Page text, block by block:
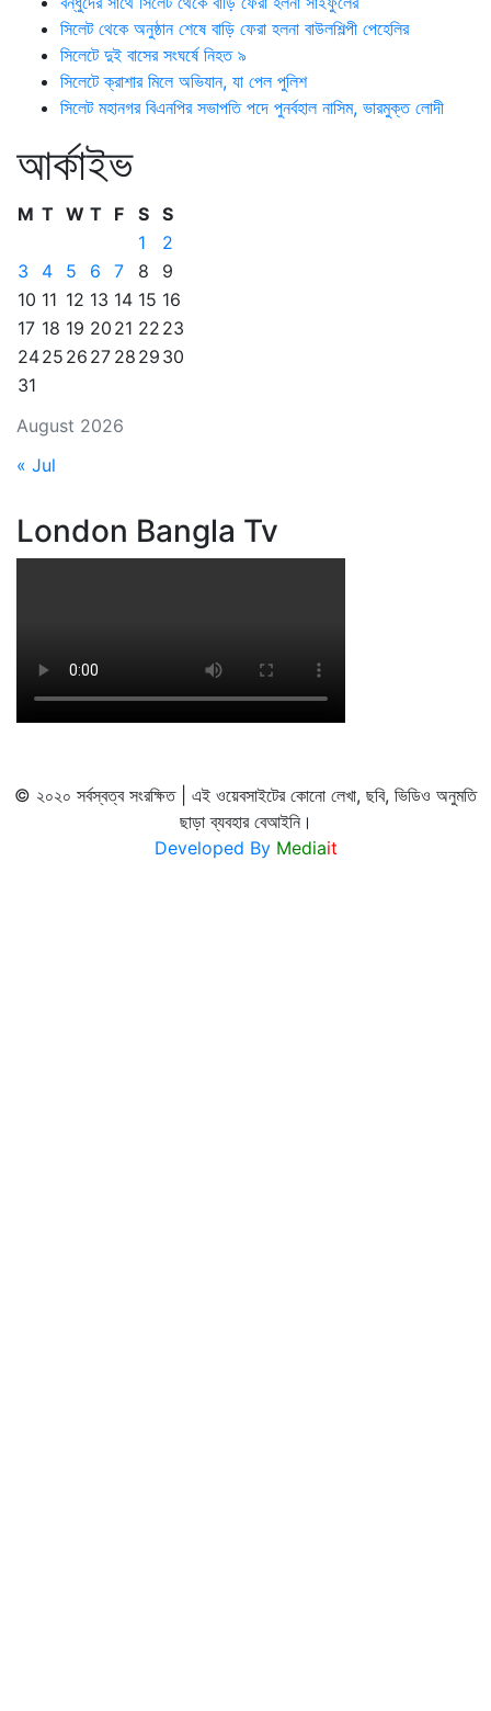
সিলেট থেকে অনুষ্ঠান শেষে বাড়ি ফেরা হলনা বাউলশিল্পী পেহেলির
সিলেটে দুই বাসের সংঘর্ষে নিহত ৯
সিলেটে ক্রাশার মিলে অভিযান, যা পেল পুলিশ
সিলেট মহানগর বিএনপির সভাপতি পদে পুনর্বহাল নাসিম, ভারমুক্ত লোদী
আর্কাইভ
August 2026
M T W T F S S
1
2
3
4 5 6 7 8
9
10 11 12 13 14 15 16
17 18 19 20 21 22 23
2425 26 27 28 29 30
31
« Jul
London Bangla Tv
© ২০২০ সর্বস্বত্ব সংরক্ষিত | এই ওয়েবসাইটের কোনো লেখা, ছবি, ভিডিও অনুমতি
ছাড়া ব্যবহার বেআইনি।
Developed By Mediait